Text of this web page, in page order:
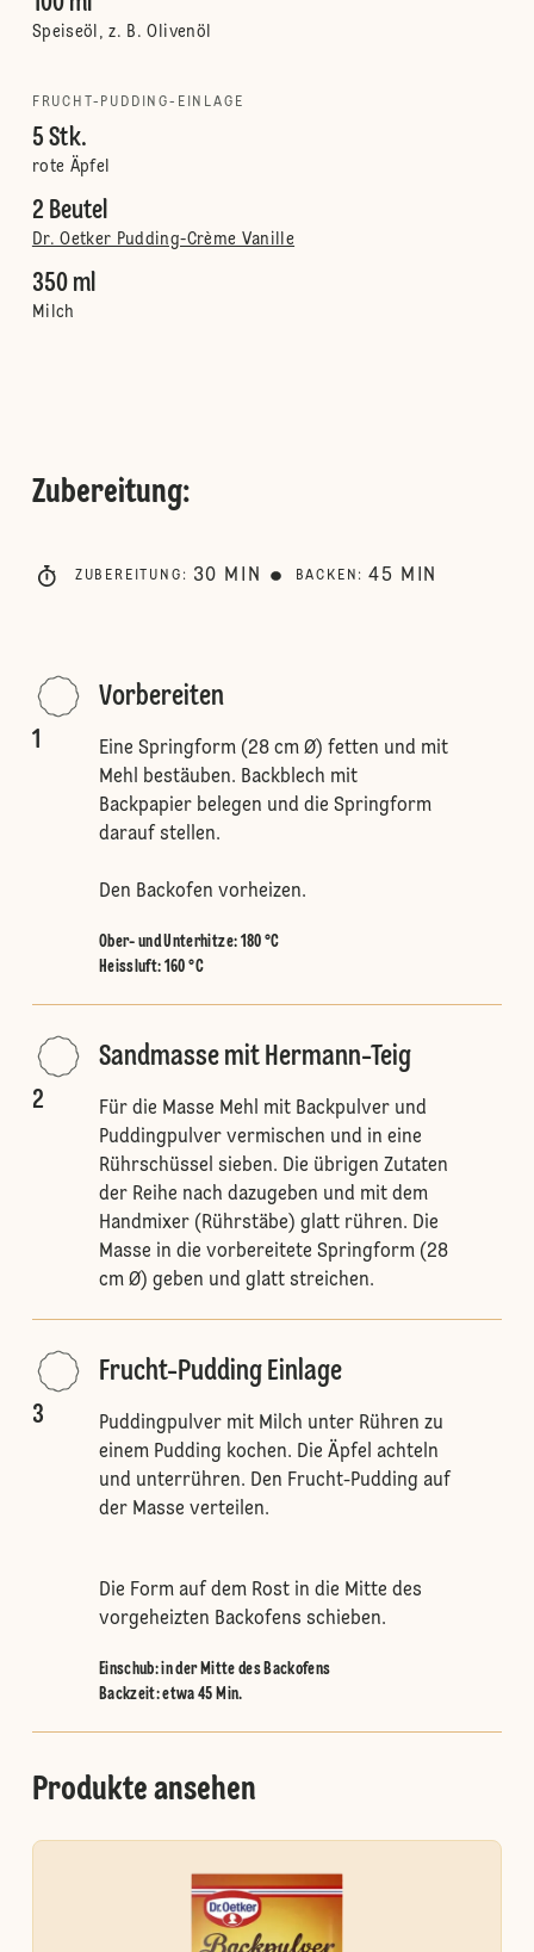
Speiseöl, z. B. Olivenöl
FRUCHT-PUDDING-EINLAGE
5 Stk.
rote Äpfel
2 Beutel
Dr. Oetker Pudding-Crème Vanille
350 ml
Milch
Zubereitung:
ZUBEREITUNG : 30 MIN BACKEN : 45 MIN
1
Vorbereiten
Eine Springform (28 cm Ø) fetten und mit
Mehl bestäuben. Backblech mit
Backpapier belegen und die Springform
darauf stellen.
Den Backofen vorheizen.
Ober- und Unterhitze: 180 °C
Heissluft: 160 °C
2
Sandmasse mit Hermann-Teig
Für die Masse Mehl mit Backpulver und
Puddingpulver vermischen und in eine
Rührschüssel sieben. Die übrigen Zutaten
der Reihe nach dazugeben und mit dem
Handmixer (Rührstäbe) glatt rühren. Die
Masse in die vorbereitete Springform (28
cm Ø) geben und glatt streichen.
3
Frucht-Pudding Einlage
Puddingpulver mit Milch unter Rühren zu
einem Pudding kochen. Die Äpfel achteln
und unterrühren. Den Frucht-Pudding auf
der Masse verteilen.
Die Form auf dem Rost in die Mitte des
vorgeheizten Backofens schieben.
Einschub:in der Mitte des Backofens
Backzeit: etwa 45 Min.
Produkte ansehen